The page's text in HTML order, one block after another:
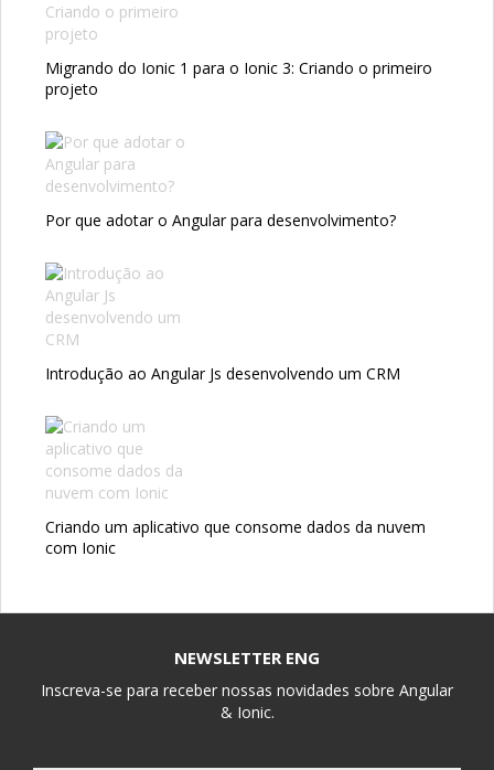
Migrando do Ionic 1 para o Ionic 3: Criando o primeiro
projeto
Por que adotar o Angular para desenvolvimento?
Introdução ao Angular Js desenvolvendo um CRM
Criando um aplicativo que consome dados da nuvem
com Ionic
NEWSLETTER ENG
Inscreva-se para receber nossas novidades sobre Angular
& Ionic.